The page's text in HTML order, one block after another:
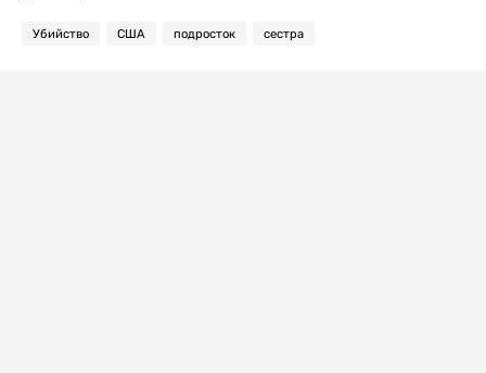
Убийство США подросток сестра